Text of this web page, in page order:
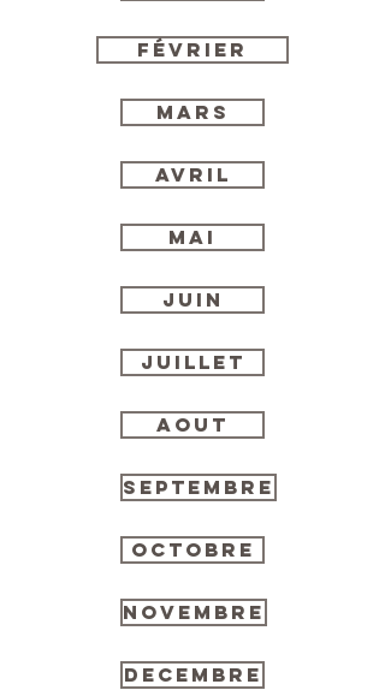
Février
MARS
AVRIL
MAI
JUIN
JUILLET
AOUT
SEPTEMBRE
OCTOBRE
NOVEMBRE
DECEMBRE